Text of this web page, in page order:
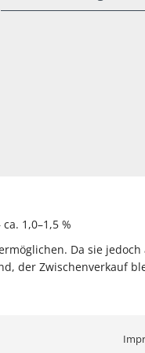
1,0–1,5 %
Da sie
der Zwischenverkauf